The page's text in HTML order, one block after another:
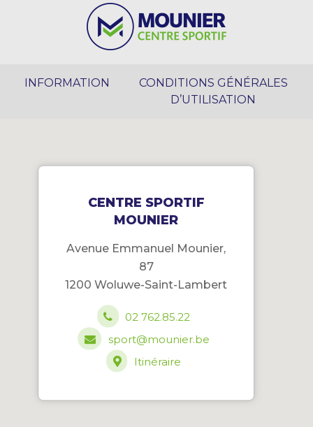
INFORMATION
CONDITIONS GÉNÉRALES
D’UTILISATION
CENTRE SPORTIF
MOUNIER
Avenue Emmanuel Mounier,
87
1200 Woluwe-Saint-Lambert
02 762.85.22
sport@mounier.be
Itinéraire